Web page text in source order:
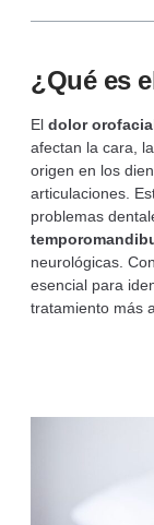
¿Qué es
El dolor
afectan la cara,
origen en los
articulaciones.
problemas
neurológicas.
esencial para
tratamiento más